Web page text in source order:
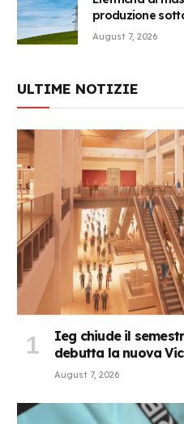
produzione
August 7, 2026
ULTIME NOTIZIE
Ieg chiude il
debutta la nuova
August 7, 2026